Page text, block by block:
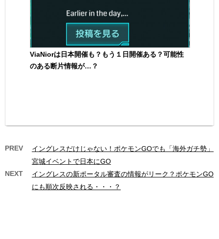
ViaNiorは日本開催も？もう１日開催ある？可能性
のある断片情報が…？
PREV
イングレスだけじゃない！ポケモンGOでも「海外ガチ勢」
宮城イベントで日本にGO
NEXT
イングレスの新ポータル審査の情報がリーク？ポケモンGO
にも順次反映される・・・？